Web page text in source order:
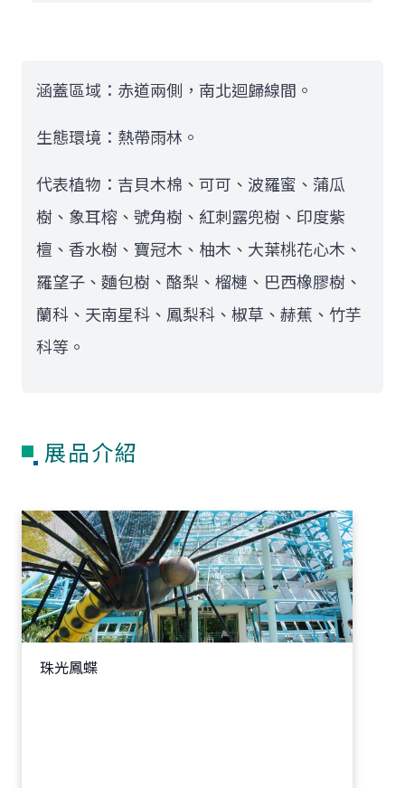
涵蓋區域：赤道兩側，南北迴歸線間。
生態環境：熱帶雨林。
代表植物：吉貝木棉、可可、波羅蜜、蒲瓜
樹、象耳榕、號角樹、紅刺露兜樹、印度紫
檀、香水樹、寶冠木、柚木、大葉桃花心木、
羅望子、麵包樹、酪梨、榴槤、巴西橡膠樹、
蘭科、天南星科、鳳梨科、椒草、赫蕉、竹芋
科等。
展品介紹
珠光鳳蝶